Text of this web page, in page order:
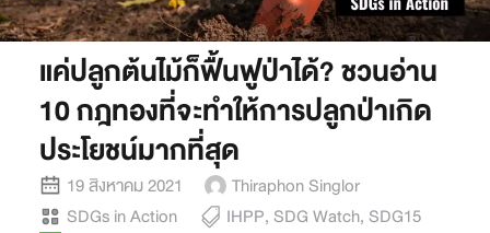
แค่ปลูกต้นไม้ก็ฟื้นฟูป่าได้? ชวนอ่าน
10 กฎทองที่จะทำให้การปลูกป่าเกิด
ประโยชน์มากที่สุด
19 สิงหาคม 2021
Thiraphon Singlor
SDGs in Action
IHPP, SDG Watch, SDG15